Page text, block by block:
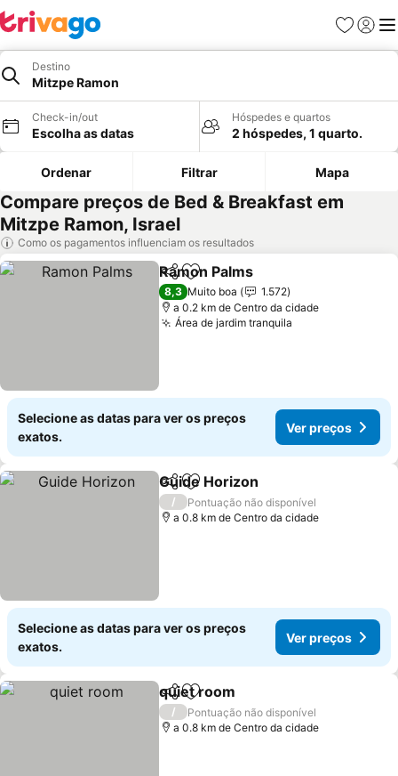
Favoritos
Iniciar
Destino
Mitzpe Ramon
Check-in/out
Escolha as datas
Hóspedes e quartos
2 hóspedes, 1 quarto.
Ordenar Filtrar Mapa
Compare preços de Bed & Breakfast em
Mitzpe Ramon, Israel
Como os pagamentos influenciam os resultados
PartilharAdicionar aos favoritos
Ramon Palms
8,3 Muito boa
1.572
a 0.2 km de Centro da cidade
Área de jardim tranquila
Selecione as datas para ver os preços
exatos.
Ver preços
PartilharAdicionar aos favoritos
Guide Horizon
/
Pontuação não disponível
a 0.8 km de Centro da cidade
Selecione as datas para ver os preços
exatos.
Ver preços
PartilharAdicionar aos favoritos
quiet room
/
Pontuação não disponível
a 0.8 km de Centro da cidade